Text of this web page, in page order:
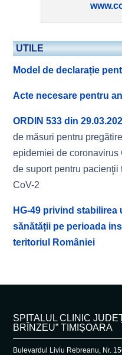
UTILE
Model de declarație
Acte necesare pentru
ORDIN 533 din
de măsuri pentru
epidemiei de
de suport pentru
CoV-2
HG-49 privind stabilirea
sănătății pe perioada
teritoriul României
SPITALUL CLINIC
BRÎNZEU” TIMIȘOARA
Bulevardul Liviu Rebreanu, Nr.